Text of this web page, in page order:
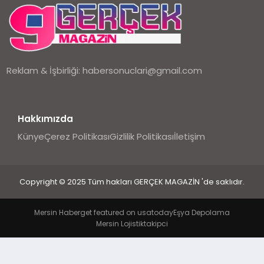
EKONOMI
Reklam & İşbirliği:habersonuclari@gmail.com
Hakkımızda
KünyeÇerez PolitikasıGizlilik Politikasıİletişim
Copyright © 2025 Tüm hakları GERÇEK MAGAZİN 'de saklıdır.
Mersin Haberget featured on usatodayEşya Depolama
Mersin Lojistiktakipci